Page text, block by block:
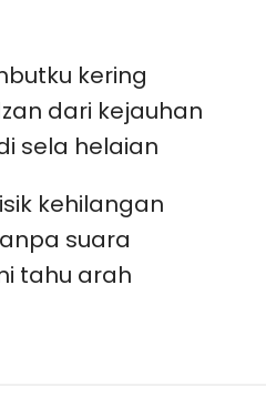
kering
dari kejauhan
sela helaian
kehilangan
suara
tahu arah